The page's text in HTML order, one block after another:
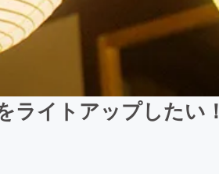
イトアップしたい！